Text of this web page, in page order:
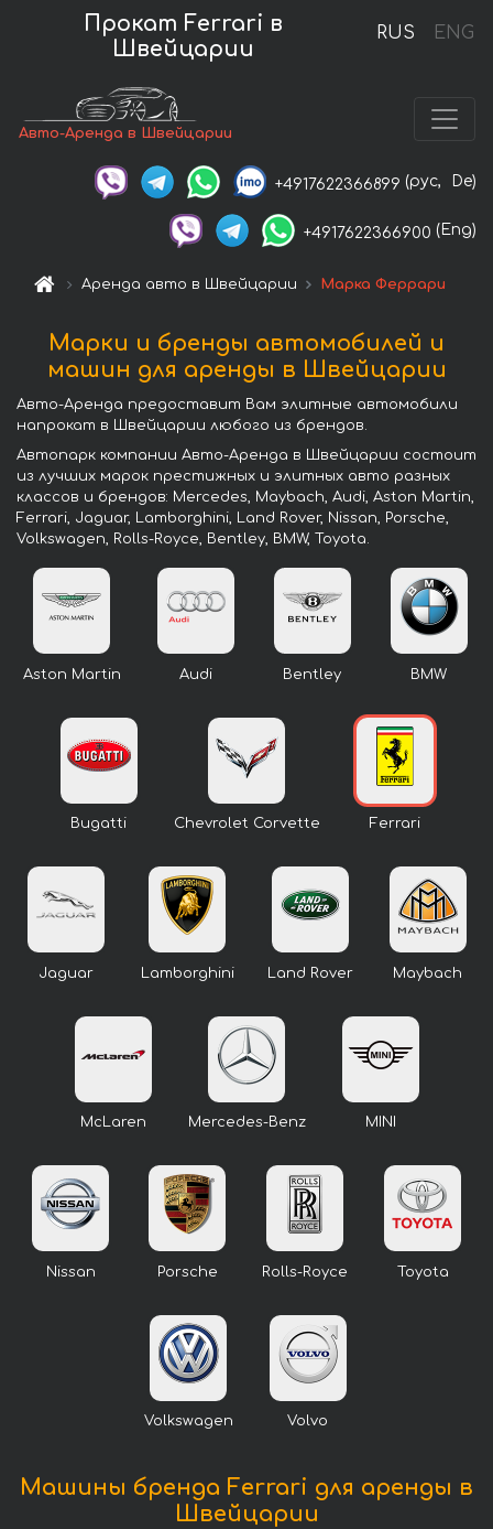
RUS ENG
Прокат Ferrari в
Швейцарии
Авто-Аренда в Швейцарии
+4917622366899 (рус, De)
+4917622366900 (Eng)
Аренда авто в Швейцарии Марка Феррари
Марки и бренды автомобилей и
машин для аренды в Швейцарии
Авто-Аренда предоставит Вам элитные автомобили
напрокат в Швейцарии любого из брендов.
Автопарк компании Авто-Аренда в Швейцарии состоит
из лучших марок престижных и элитных авто разных
классов и брендов: Mercedes, Maybach, Audi, Aston Martin,
Ferrari, Jaguar, Lamborghini, Land Rover, Nissan, Porsche,
Volkswagen, Rolls-Royce, Bentley, BMW, Toyota.
Aston Martin Audi Bentley BMW
Bugatti Chevrolet Corvette Ferrari
Jaguar Lamborghini Land Rover Maybach
McLaren Mercedes-Benz MINI
Nissan Porsche Rolls-Royce Toyota
Volkswagen Volvo
Машины бренда Ferrari для аренды в
Швейцарии